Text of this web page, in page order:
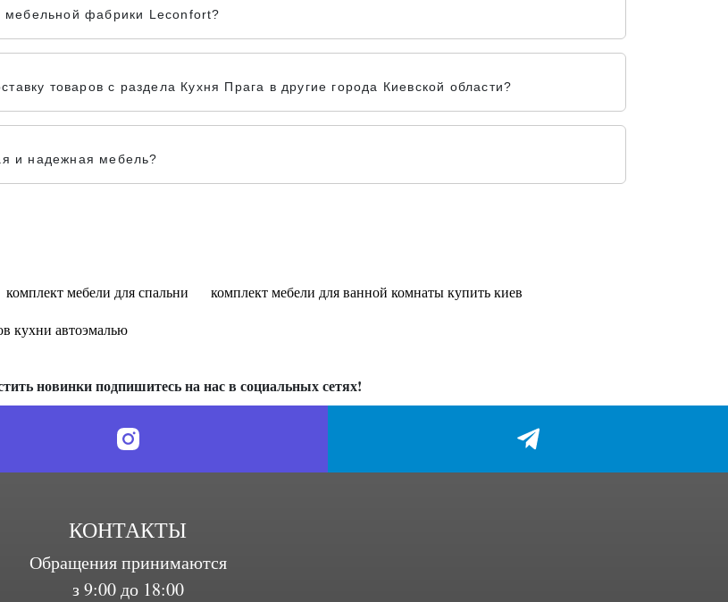
мебельной фабрики Leconfort?
товаров с раздела Кухня Прага в другие города Киевской области?
и надежная мебель?
комплект мебели для спальни
комплект мебели для ванной комнаты купить киев
кухни автоэмалью
новинки подпишитесь на нас в социальных сетях!
КОНТАКТЫ
Обращения принимаются
з 9:00 до 18:00